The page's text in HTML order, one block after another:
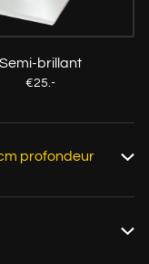
Semi-brillant
€25.-
profondeur